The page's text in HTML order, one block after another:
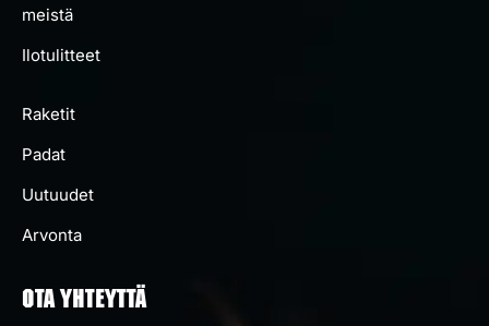
meistä
Ilotulitteet
Raketit
Padat
Uutuudet
Arvonta
OTA YHTEYTTÄ